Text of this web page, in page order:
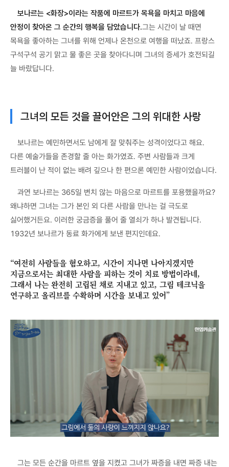
보나르는 <화장>이라는 작품에 마르트가 목욕을 마치고 마음에
안정이 찾아온 그 순간의 행복을 담았습니다.그는 시간이 날 때면
목욕을 좋아하는 그녀를 위해 언제나 온천으로 여행을 떠났죠. 프랑스
구석구석 공기 맑고 물 좋은 곳을 찾아다니며 그녀의 증세가 호전되길
늘 바랐답니다.
그녀의 모든 것을 끌어안은 그의 위대한 사랑
보나르는 예민하면서도 남에게 잘 맞춰주는 성격이었다고 해요.
다른 예술가들을 존경할 줄 아는 화가였죠. 주변 사람들과 크게
트러블이 난 적이 없는 배려 깊으나 한 편으론 예민한 사람이었습니다.
과연 보나르는 365일 변치 않는 마음으로 마르트를 포용했을까요?
왜냐하면 그녀는 그가 본인 외 다른 사람을 만나는 걸 극도로
싫어했거든요. 이러한 궁금증을 풀어 줄 열쇠가 하나 발견됩니다.
1932년 보나르가 동료 화가에게 보낸 편지인데요.
“여전히 사람들을 혐오하고, 시간이 지나면 나아지겠지만
지금으로서는 최대한 사람을 피하는 것이 치료 방법이라네,
그래서 나는 완전히 고립된 채로 지내고 있고, 그림 테크닉을
연구하고 올리브를 수확하며 시간을 보내고 있어”
그는 모든 순간을 마르트 옆을 지켰고 그녀가 짜증을 내면 짜증 내는